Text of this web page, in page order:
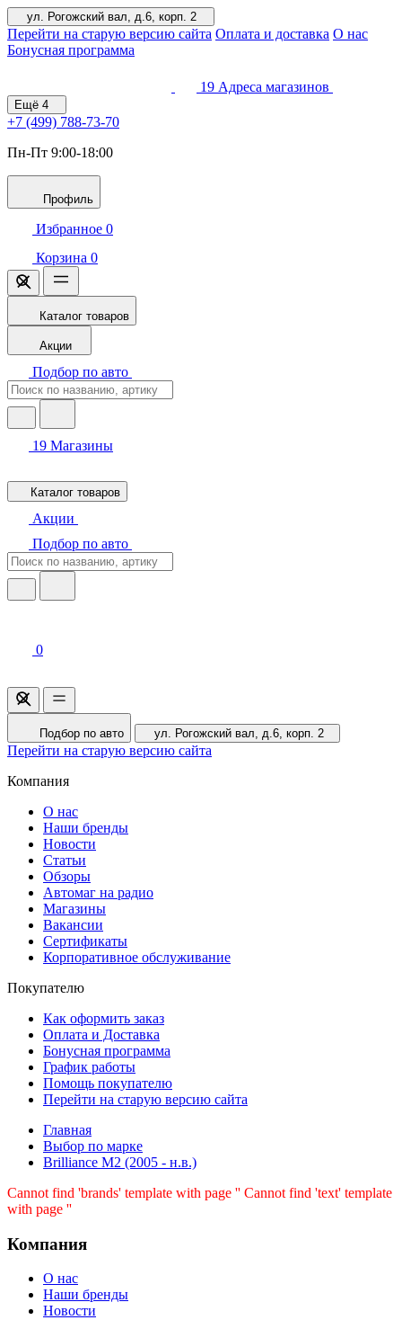
ул. Рогожский вал, д.6, корп. 2
Перейти на старую версию сайта Оплата и доставка О нас
Бонусная программа
19 Адреса магазинов
Ещё 4
+7 (499) 788-73-70
Пн-Пт 9:00-18:00
Профиль
Избранное 0
Корзина 0
Каталог товаров
Акции
Подбор по авто
19 Магазины
Каталог товаров
Акции
Подбор по авто
0
Подбор по авто ул. Рогожский вал, д.6, корп. 2
Перейти на старую версию сайта
Компания
О нас
Наши бренды
Новости
Статьи
Обзоры
Автомаг на радио
Магазины
Вакансии
Сертификаты
Корпоративное обслуживание
Покупателю
Как оформить заказ
Оплата и Доставка
Бонусная программа
График работы
Помощь покупателю
Перейти на старую версию сайта
Главная
Выбор по марке
Brilliance M2 (2005 - н.в.)
Cannot find 'brands' template with page '' Cannot find 'text' template
with page ''
Компания
О нас
Наши бренды
Новости